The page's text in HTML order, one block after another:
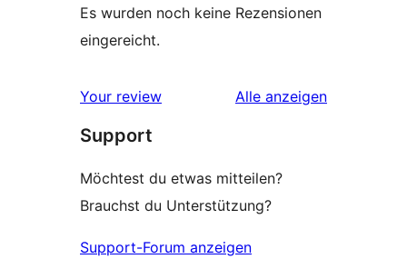
Es wurden noch keine Rezensionen
eingereicht.
Your review Alle Rezensionen
anzeigen
Support
Möchtest du etwas mitteilen?
Brauchst du Unterstützung?
Support-Forum anzeigen